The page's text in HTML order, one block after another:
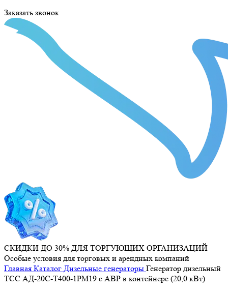
Заказать звонок
СКИДКИ ДО 30% ДЛЯ ТОРГУЮЩИХ ОРГАНИЗАЦИЙ
Особые условия для торговых и арендных компаний
Главная Каталог Дизельные генераторы Генератор дизельный
ТСС АД-20С-Т400-1РМ19 с АВР в контейнере (20,0 кВт)